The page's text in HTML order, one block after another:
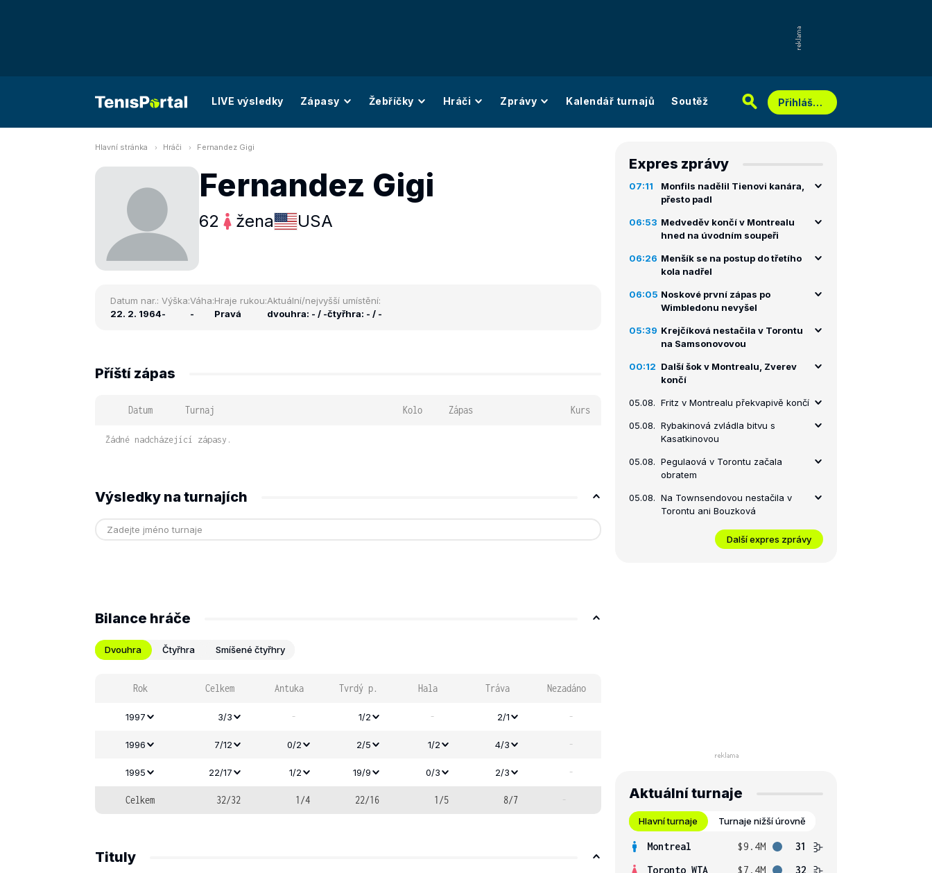
LIVE výsledky Zápasy Žebříčky Hráči Zprávy Kalendář turnajů Soutěž Přihlášení
Hlavní stránka Hráči Fernandez Gigi
Fernandez Gigi
62 žena USA
Datum nar.:
22. 2. 1964
Výška:
-
Váha:
-
Hraje rukou:
Pravá
Aktuální/nejvyšší umístění:
dvouhra: - / -čtyřhra: - / -
Příští zápas
Datum Turnaj Kolo Zápas Kurs
Žádné nadcházející zápasy.
Výsledky na turnajích
Bilance hráče
Dvouhra Čtyřhra Smíšené čtyřhry
Rok Celkem Antuka Tvrdý p. Hala Tráva Nezadáno
1997 3/3 - 1/2 - 2/1 -
1996 7/12 0/2 2/5 1/2 4/3 -
1995 22/17 1/2 19/9 0/3 2/3 -
Celkem 32/32 1/4 22/16 1/5 8/7 -
Tituly
Expres zprávy
07:11
Monfils nadělil Tienovi kanára,
přesto padl
06:53 Medveděv končí v Montrealu
hned na úvodním soupeři
06:26 Menšík se na postup do třetího
kola nadřel
06:05 Noskové první zápas po
Wimbledonu nevyšel
05:39 Krejčíková nestačila v Torontu
na Samsonovovou
00:12 Další šok v Montrealu, Zverev
končí
05.08. Fritz v Montrealu překvapivě končí
05.08. Rybakinová zvládla bitvu s
Kasatkinovou
05.08. Pegulaová v Torontu začala
obratem
05.08. Na Townsendovou nestačila v
Torontu ani Bouzková
Další expres zprávy
Aktuální turnaje
Hlavní turnaje Turnaje nižší úrovně
Montreal $9.4M
31
Toronto WTA
$7.4M 32